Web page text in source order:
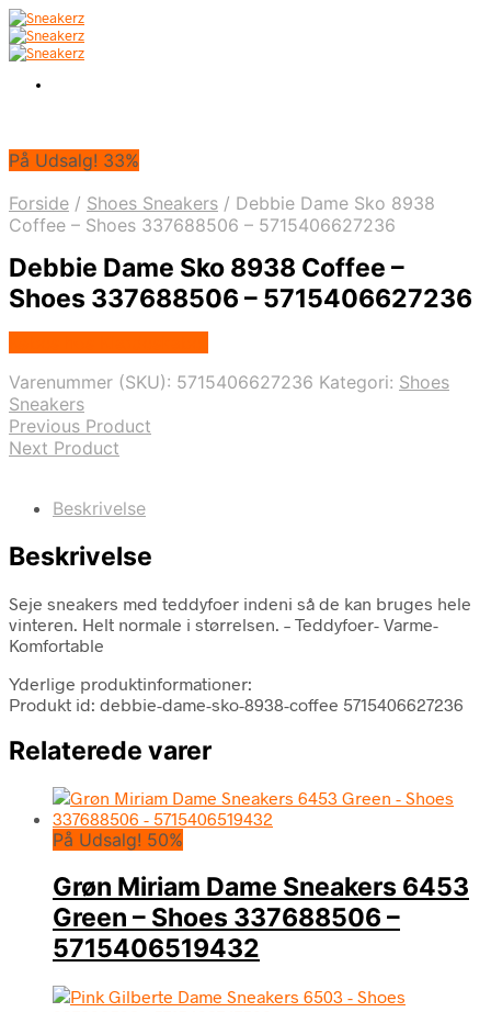
På Udsalg! 33%
Forside / Shoes Sneakers / Debbie Dame Sko 8938
Coffee – Shoes 337688506 – 5715406627236
Debbie Dame Sko 8938 Coffee –
Shoes 337688506 – 5715406627236
Varenummer (SKU): 5715406627236 Kategori: Shoes
Sneakers
Previous Product
Next Product
Beskrivelse
Beskrivelse
Seje sneakers med teddyfoer indeni så de kan bruges hele
vinteren. Helt normale i størrelsen. – Teddyfoer- Varme-
Komfortable
Yderlige produktinformationer:
Produkt id: debbie-dame-sko-8938-coffee 5715406627236
Relaterede varer
På Udsalg! 50%
Grøn Miriam Dame Sneakers 6453
Green – Shoes 337688506 –
5715406519432